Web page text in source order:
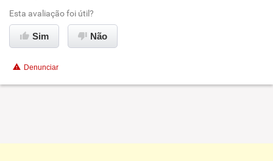
Ambiente de trabalho
Benefícios
Esta avaliação foi útil?
Sim Não
Denunciar